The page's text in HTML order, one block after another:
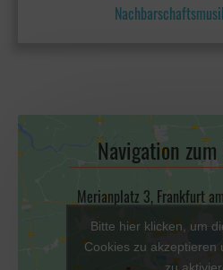
Navigation
Merianplatz 3, Frankfurt
Bitte hier klicken, um
Cookies zu akzeptieren
zu